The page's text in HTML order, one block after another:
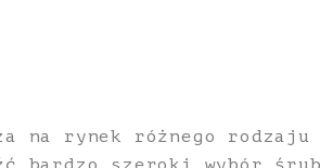
na rynek różnego